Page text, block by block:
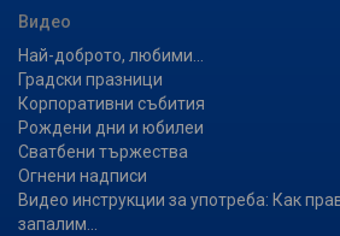
Видео
Най-доброто, любими...
Градски празници
Корпоративни събития
Рождени дни и юбилеи
Сватбени тържества
Огнени надписи
Видео инструкции за употреба: Как
запалим...